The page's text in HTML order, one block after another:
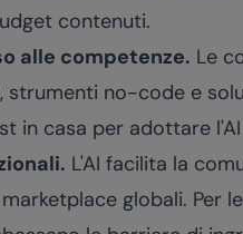
contenuti.
alle competenze. Le
no-code e
in casa per adottare
L'AI facilita la
globali. Per